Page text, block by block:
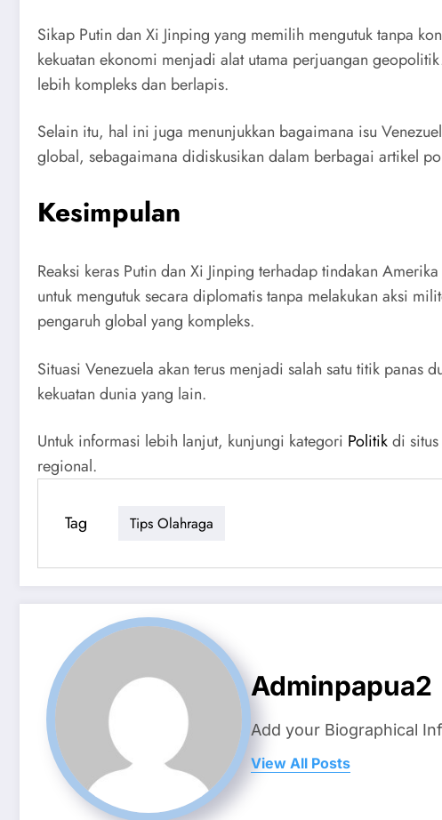
Sikap Putin dan Xi Jinping yang memilih mengutuk tanpa
kekuatan ekonomi menjadi alat utama perjuangan
lebih kompleks dan berlapis.
Selain itu, hal ini juga menunjukkan bagaimana isu
global, sebagaimana didiskusikan dalam berbagai artikel
Kesimpulan
Reaksi keras Putin dan Xi Jinping terhadap tindakan
untuk mengutuk secara diplomatis tanpa melakukan aksi
pengaruh global yang kompleks.
Situasi Venezuela akan terus menjadi salah satu titik
kekuatan dunia yang lain.
Untuk informasi lebih lanjut, kunjungi kategori Politikdi
regional.
Tag Tips Olahraga
Adminpapua2
Add your Biographical
View All Posts